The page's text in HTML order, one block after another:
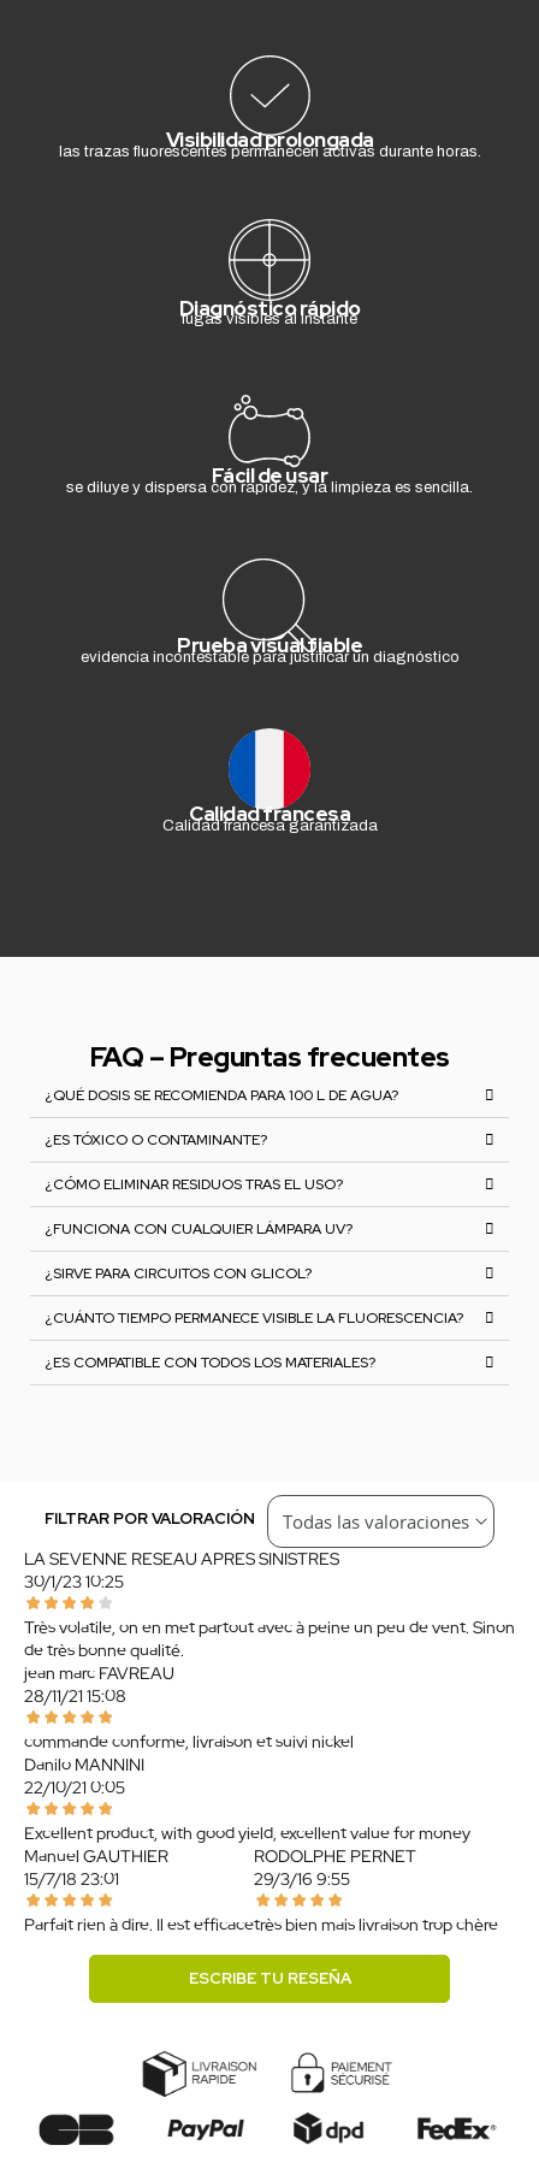
Visibilidad prolongada
las trazas fluorescentes permanecen activas durante horas.
Diagnóstico rápido
fugas visibles al instante
Fácil de usar
se diluye y dispersa con rapidez, y la limpieza es sencilla.
Prueba visual fiable
evidencia incontestable para justificar un diagnóstico
Calidad francesa
Calidad francesa garantizada
FAQ – Preguntas frecuentes
¿QUÉ DOSIS SE RECOMIENDA PARA 100 L DE AGUA?
¿ES TÓXICO O CONTAMINANTE?
¿CÓMO ELIMINAR RESIDUOS TRAS EL USO?
¿FUNCIONA CON CUALQUIER LÁMPARA UV?
¿SIRVE PARA CIRCUITOS CON GLICOL?
¿CUÁNTO TIEMPO PERMANECE VISIBLE LA FLUORESCENCIA?
¿ES COMPATIBLE CON TODOS LOS MATERIALES?
FILTRAR POR VALORACIÓN
LA SEVENNE RESEAU APRES SINISTRES
30/1/23 10:25
Très volatile, on en met partout avec à peine un peu de vent. Sinon
de très bonne qualité.
jean marc FAVREAU
28/11/21 15:08
commande conforme, livraison et suivi nickel
Danilo MANNINI
22/10/21 0:05
Excellent product, with good yield, excellent value for money
Manuel GAUTHIER
15/7/18 23:01
Parfait rien à dire. Il est efficace
RODOLPHE PERNET
29/3/16 9:55
très bien mais livraison trop chère
ESCRIBE TU RESEÑA